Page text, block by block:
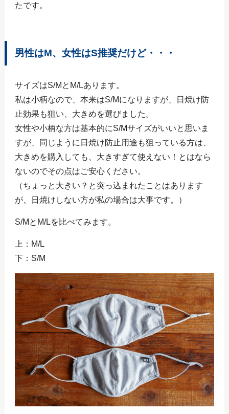
たです。
男性はM、女性はS推奨だけど・・・
サイズはS/MとM/Lあります。
私は小柄なので、本来はS/Mになりますが、日焼け防
止効果も狙い、大きめを選びました。
女性や小柄な方は基本的にS/Mサイズがいいと思いま
すが、同じように日焼け防止用途も狙っている方は、
大きめを購入しても、大きすぎて使えない！とはなら
ないのでその点はご安心ください。
（ちょっと大きい？と突っ込まれたことはあります
が、日焼けしない方が私の場合は大事です。）
S/MとM/Lを比べてみます。
上：M/L
下：S/M